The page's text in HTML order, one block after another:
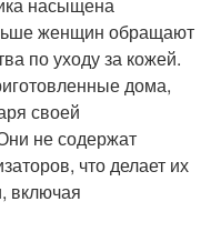
женщин обращают
по уходу за кожей.
дома,
своей
не содержат
что делает их
включая